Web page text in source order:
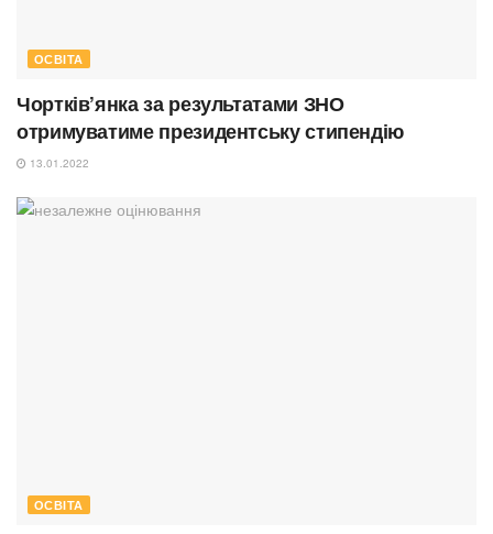
ОСВІТА
Чортків’янка за результатами ЗНО
отримуватиме президентську стипендію
13.01.2022
ОСВІТА